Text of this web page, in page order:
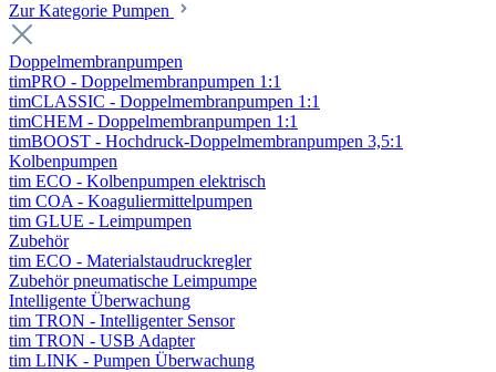
Zur Kategorie Pumpen
Doppelmembranpumpen
timPRO - Doppelmembranpumpen 1:1
timCLASSIC - Doppelmembranpumpen 1:1
timCHEM - Doppelmembranpumpen 1:1
timBOOST - Hochdruck-Doppelmembranpumpen 3,5:1
Kolbenpumpen
tim ECO - Kolbenpumpen elektrisch
tim COA - Koaguliermittelpumpen
tim GLUE - Leimpumpen
Zubehör
tim ECO - Materialstaudruckregler
Zubehör pneumatische Leimpumpe
Intelligente Überwachung
tim TRON - Intelligenter Sensor
tim TRON - USB Adapter
tim LINK - Pumpen Überwachung